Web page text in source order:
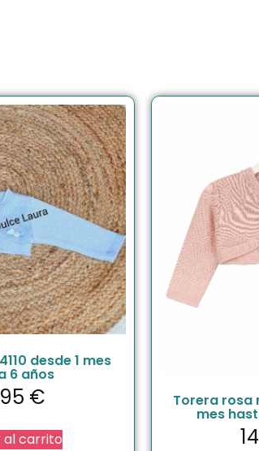
desde 1 mes
6 años
€
al carrito
Torera rosa
mes